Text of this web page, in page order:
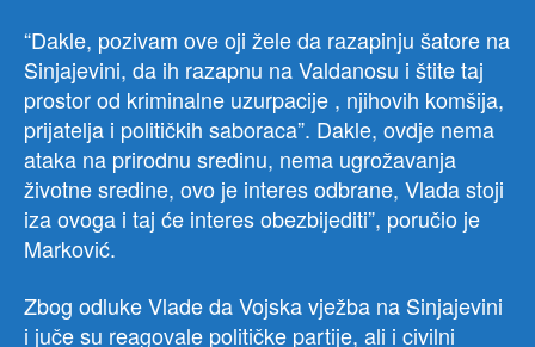
“Dakle, pozivam ove oji žele da razapinju šatore na
Sinjajevini, da ih razapnu na Valdanosu i štite taj
prostor od kriminalne uzurpacije , njihovih komšija,
prijatelja i političkih saboraca”. Dakle, ovdje nema
ataka na prirodnu sredinu, nema ugrožavanja
životne sredine, ovo je interes odbrane, Vlada stoji
iza ovoga i taj će interes obezbijediti”, poručio je
Marković.
Zbog odluke Vlade da Vojska vježba na Sinjajevini
i juče su reagovale političke partije, ali i civilni